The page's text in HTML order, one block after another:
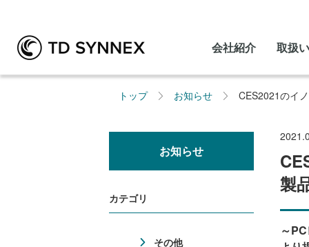
会社紹介 取扱
トップ お知らせ CES2021のイ
製
～
お知らせ
カテゴリ
その他